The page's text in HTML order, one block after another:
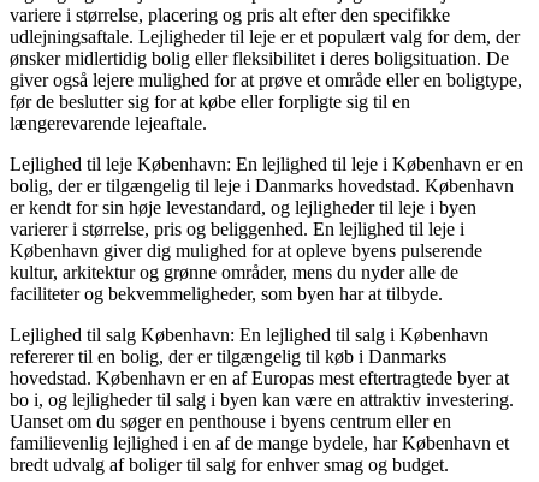
variere i størrelse, placering og pris alt efter den specifikke
udlejningsaftale. Lejligheder til leje er et populært valg for dem, der
ønsker midlertidig bolig eller fleksibilitet i deres boligsituation. De
giver også lejere mulighed for at prøve et område eller en boligtype,
før de beslutter sig for at købe eller forpligte sig til en
længerevarende lejeaftale.
Lejlighed til leje København: En lejlighed til leje i København er en
bolig, der er tilgængelig til leje i Danmarks hovedstad. København
er kendt for sin høje levestandard, og lejligheder til leje i byen
varierer i størrelse, pris og beliggenhed. En lejlighed til leje i
København giver dig mulighed for at opleve byens pulserende
kultur, arkitektur og grønne områder, mens du nyder alle de
faciliteter og bekvemmeligheder, som byen har at tilbyde.
Lejlighed til salg København: En lejlighed til salg i København
refererer til en bolig, der er tilgængelig til køb i Danmarks
hovedstad. København er en af Europas mest eftertragtede byer at
bo i, og lejligheder til salg i byen kan være en attraktiv investering.
Uanset om du søger en penthouse i byens centrum eller en
familievenlig lejlighed i en af de mange bydele, har København et
bredt udvalg af boliger til salg for enhver smag og budget.